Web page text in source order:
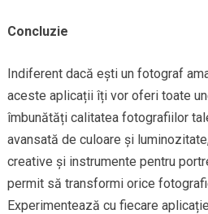
Concluzie
Indiferent dacă ești un fotograf
aceste aplicații îți vor oferi toate
îmbunătăți calitatea fotografiilor
avansată de culoare și
creative și instrumente pentru
permit să transformi orice
Experimentează cu fiecare